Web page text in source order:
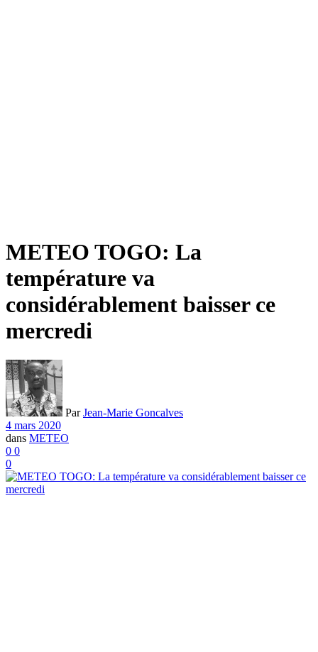
METEO TOGO: La
température va
considérablement baisser ce
mercredi
Par Jean-Marie Goncalves
4 mars 2020
dans METEO
0 0
0